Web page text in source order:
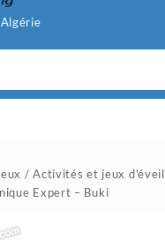
/Activités et jeux d'éveil
Expert – Buki